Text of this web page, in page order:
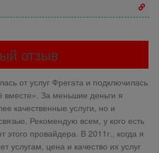
отзыв
от услуг Фрегата и подключилась
вместе». За меньшие деньги я
качественные услуги, но и
Рекомендую всем, у кого есть
этого провайдера. В 2011г., когда я
услугам, цена и качество их услуг